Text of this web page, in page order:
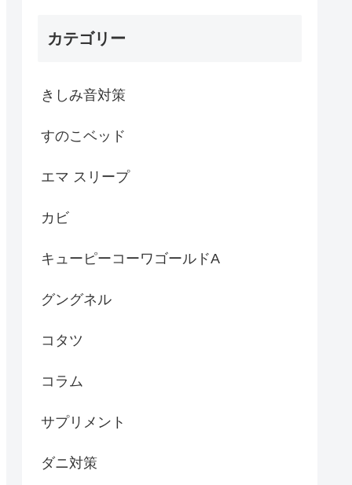
カテゴリー
きしみ音対策
すのこベッド
エマ スリープ
カビ
キューピーコーワゴールドA
グングネル
コタツ
コラム
サプリメント
ダニ対策